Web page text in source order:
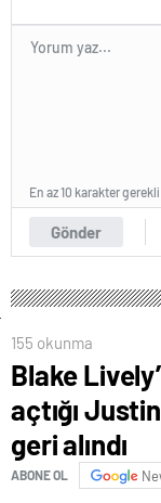
Gönder
En az 10 karakter gerekli
155 okunma
Blake
açtığı
geri alındı
ABONE OL